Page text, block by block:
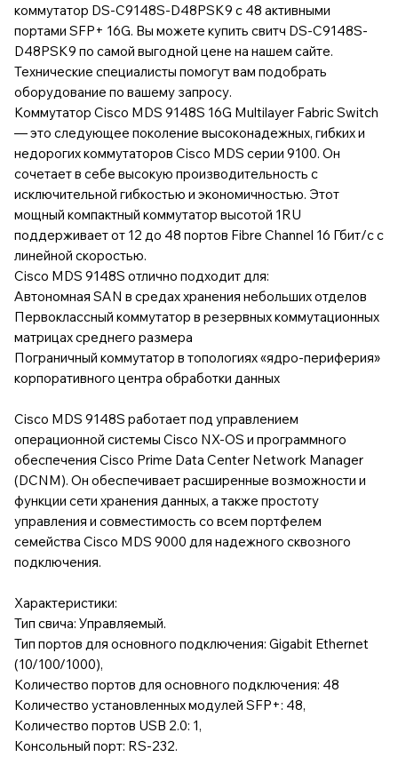
коммутатор DS-C9148S-D48PSK9 с 48 активными
портами SFP+ 16G. Вы можете купить свитч DS-C9148S-
D48PSK9 по самой выгодной цене на нашем сайте.
Технические специалисты помогут вам подобрать
оборудование по вашему запросу.
Коммутатор Cisco MDS 9148S 16G Multilayer Fabric Switch
— это следующее поколение высоконадежных, гибких и
недорогих коммутаторов Cisco MDS серии 9100. Он
сочетает в себе высокую производительность с
исключительной гибкостью и экономичностью. Этот
мощный компактный коммутатор высотой 1RU
поддерживает от 12 до 48 портов Fibre Channel 16 Гбит/с с
линейной скоростью.
Cisco MDS 9148S отлично подходит для:
Автономная SAN в средах хранения небольших отделов
Первоклассный коммутатор в резервных коммутационных
матрицах среднего размера
Пограничный коммутатор в топологиях «ядро-периферия»
корпоративного центра обработки данных
Cisco MDS 9148S работает под управлением
операционной системы Cisco NX-OS и программного
обеспечения Cisco Prime Data Center Network Manager
(DCNM). Он обеспечивает расширенные возможности и
функции сети хранения данных, а также простоту
управления и совместимость со всем портфелем
семейства Cisco MDS 9000 для надежного сквозного
подключения.
Характеристики:
Тип свича: Управляемый.
Тип портов для основного подключения: Gigabit Ethernet
(10/100/1000),
Количество портов для основного подключения: 48
Количество установленных модулей SFP+: 48,
Количество портов USB 2.0: 1,
Консольный порт: RS-232.